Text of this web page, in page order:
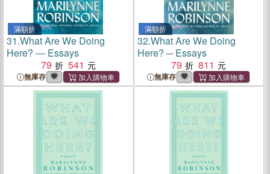
滿額折
31.What Are We Doing
Here? ― Essays
79
541
無庫存
滿額折
32.What Are We Doing
Here? ─ Essays
79
811
無庫存